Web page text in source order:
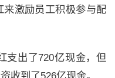
激励员工积极参与配
支出了720亿现金，但